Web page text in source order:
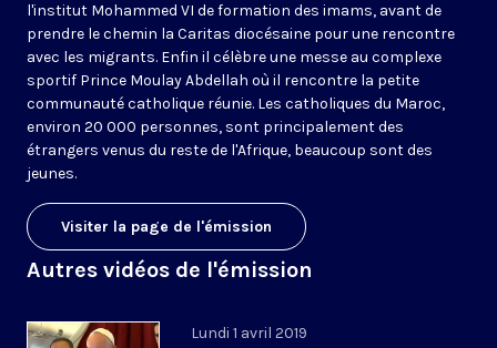
l'institut Mohammed VI de formation des imams, avant de
prendre le chemin la Caritas diocésaine pour une rencontre
avec les migrants. Enfin il célèbre une messe au complexe
sportif Prince Moulay Abdellah où il rencontre la petite
communauté catholique réunie. Les catholiques du Maroc,
environ 20 000 personnes, sont principalement des
étrangers venus du reste de l'Afrique, beaucoup sont des
jeunes.
Visiter la page de l'émission
Autres vidéos de l'émission
Lundi 1 avril 2019